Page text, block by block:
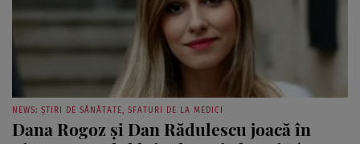
NEWS: ȘTIRI DE SĂNĂTATE, SFATURI DE LA MEDICI
Dana Rogoz şi Dan Rădulescu joacă în